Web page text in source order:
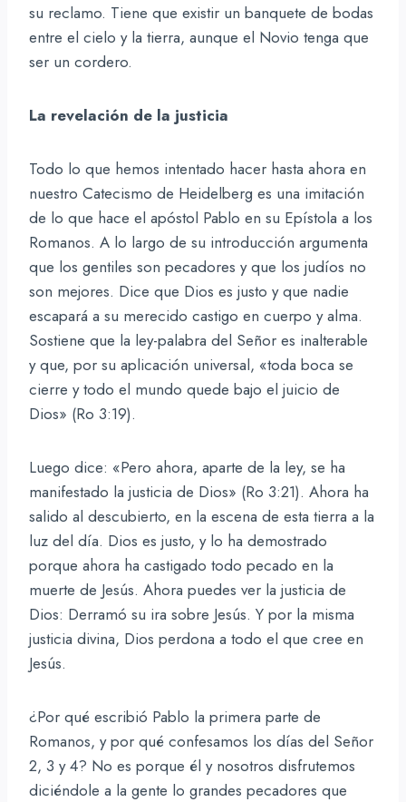
su reclamo. Tiene que existir un banquete de bodas
entre el cielo y la tierra, aunque el Novio tenga que
ser un cordero.
La revelación de la justicia
Todo lo que hemos intentado hacer hasta ahora en
nuestro Catecismo de Heidelberg es una imitación
de lo que hace el apóstol Pablo en su Epístola a los
Romanos. A lo largo de su introducción argumenta
que los gentiles son pecadores y que los judíos no
son mejores. Dice que Dios es justo y que nadie
escapará a su merecido castigo en cuerpo y alma.
Sostiene que la ley-palabra del Señor es inalterable
y que, por su aplicación universal, «toda boca se
cierre y todo el mundo quede bajo el juicio de
Dios» (Ro 3:19).
Luego dice: «Pero ahora, aparte de la ley, se ha
manifestado la justicia de Dios» (Ro 3:21). Ahora ha
salido al descubierto, en la escena de esta tierra a la
luz del día. Dios es justo, y lo ha demostrado
porque ahora ha castigado todo pecado en la
muerte de Jesús. Ahora puedes ver la justicia de
Dios: Derramó su ira sobre Jesús. Y por la misma
justicia divina, Dios perdona a todo el que cree en
Jesús.
¿Por qué escribió Pablo la primera parte de
Romanos, y por qué confesamos los días del Señor
2, 3 y 4? No es porque él y nosotros disfrutemos
diciéndole a la gente lo grandes pecadores que